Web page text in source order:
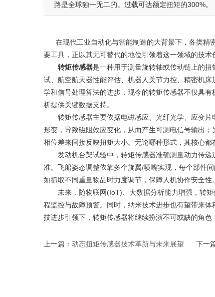
路是全球独一无二的。过载可达额定扭矩的300%。
在现代工业自动化与智能制造的大背景下，各类精
要工具，正以其无可替代的地位引领着这一领域的技术
转矩传感器是一种用于测量旋转轴或传动链上的
试、航空航天器性能评估、机器人关节力控、精密机
学和信号处理算法的进步，现今的转矩传感器不仅具
析提供关键数据支持。
转矩传感器主要依据电磁感应、光纤光学、应变片
形变，导致磁阻效应变化，从而产生可测电信号输出
相位差来间接反映扭矩大小。无论哪种形式，其核心
发动机台架试验中，转矩传感器准确测量动力传递
准。飞船姿态调整依靠多个旋翼/喷嘴实现，每个部件
如抓取不同重量物品时力度调节，保障人机协作安全性。
未来，随物联网(IoT)、大数据分析能力增强，转矩
程监控与故障预警。同时，纳米技术进步也有望带来
技进步引领下，转矩传感器将继续扮演不可或缺的角色
上一篇： 动态扭矩传感器技术革新与未来展望 下一